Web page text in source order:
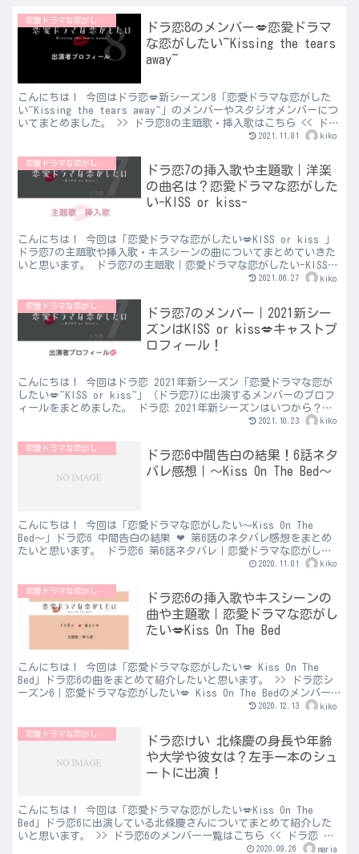
恋愛ドラマな恋がしたい
ドラ恋8のメンバー💋恋愛ドラマ
な恋がしたい~Kissing the tears
away~
こんにちは！ 今回はドラ恋💋新シーズン8「恋愛ドラマな恋がした
い~Kissing the tears away~」のメンバーやスタジオメンバーにつ
いてまとめました。 >> ドラ恋8の主題歌・挿入歌はこちら << ドラ
2021.11.01 kiko
恋愛ドラマな恋がしたい
ドラ恋7の挿入歌や主題歌｜洋楽
の曲名は？恋愛ドラマな恋がした
い-KISS or kiss-
こんにちは！ 今回は「恋愛ドラマな恋がしたい💋KISS or kiss 」
ドラ恋7の主題歌や挿入歌・キスシーンの曲についてまとめていきた
いと思います。 ドラ恋7の主題歌｜恋愛ドラマな恋がしたい-KISS
2021.06.27 kiko
恋愛ドラマな恋がしたい
ドラ恋7のメンバー｜2021新シー
ズンはKISS or kiss💋キャストプ
ロフィール！
こんにちは！ 今回はドラ恋 2021年新シーズン「恋愛ドラマな恋が
したい💋~KISS or kiss~」（ドラ恋7)に出演するメンバーのプロフ
ィールをまとめました。 ドラ恋 2021年新シーズンはいつから？｜
2021.10.23 kiko
恋愛ドラマな恋がしたい
ドラ恋6中間告白の結果！6話ネタ
バレ感想｜～Kiss On The Bed〜
こんにちは！ 今回は「恋愛ドラマな恋がしたい～Kiss On The
Bed〜」ドラ恋6 中間告白の結果 ❤︎ 第6話のネタバレ感想をまとめ
たいと思います。 ドラ恋6 第6話ネタバレ｜恋愛ドラマな恋がした
2020.11.01 kiko
恋愛ドラマな恋がしたい
ドラ恋6の挿入歌やキスシーンの
曲や主題歌｜恋愛ドラマな恋がし
たい💋Kiss On The Bed
こんにちは！ 今回は「恋愛ドラマな恋がしたい💋 Kiss On The
Bed」ドラ恋6の曲をまとめて紹介したいと思います。 >> ドラ恋シ
ーズン6｜恋愛ドラマな恋がしたい💋 Kiss On The Bedのメンバー
2020.12.13 kiko
恋愛ドラマな恋がしたい
ドラ恋けい 北條慶の身長や年齢
や大学や彼女は？左手一本のシュ
ートに出演！
こんにちは！ 今回は「恋愛ドラマな恋がしたい💋Kiss On The
Bed」ドラ恋6に出演している北條慶さんについてまとめて紹介した
いと思います。 >> ドラ恋6のメンバー一覧はこちら << ドラ恋 け
2020.09.26 maria